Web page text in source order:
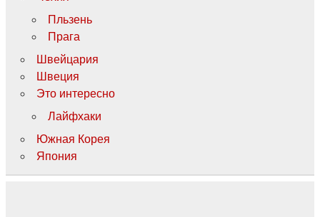
Пльзень
Прага
Швейцария
Швеция
Это интересно
Лайфхаки
Южная Корея
Япония